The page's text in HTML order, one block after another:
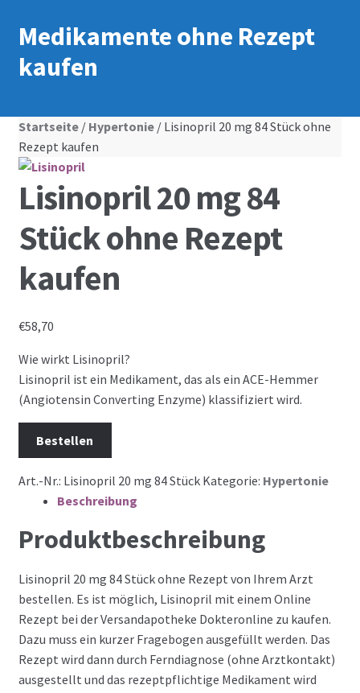
Medikamente ohne Rezept
kaufen
Startseite/ Hypertonie/ Lisinopril 20 mg 84 Stück ohne
Rezept kaufen
Lisinopril 20 mg 84
Stück ohne Rezept
kaufen
€58,70
Wie wirkt Lisinopril?
Lisinopril ist ein Medikament, das als ein ACE-Hemmer
(Angiotensin Converting Enzyme) klassifiziert wird.
Bestellen
Art.-Nr.: Lisinopril 20 mg 84 Stück Kategorie: Hypertonie
Beschreibung
Produktbeschreibung
Lisinopril 20 mg 84 Stück ohne Rezept von Ihrem Arzt
bestellen. Es ist möglich, Lisinopril mit einem Online
Rezept bei der Versandapotheke Dokteronline zu kaufen.
Dazu muss ein kurzer Fragebogen ausgefüllt werden. Das
Rezept wird dann durch Ferndiagnose (ohne Arztkontakt)
ausgestellt und das rezeptpflichtige Medikament wird